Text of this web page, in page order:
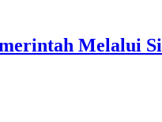
Melalui